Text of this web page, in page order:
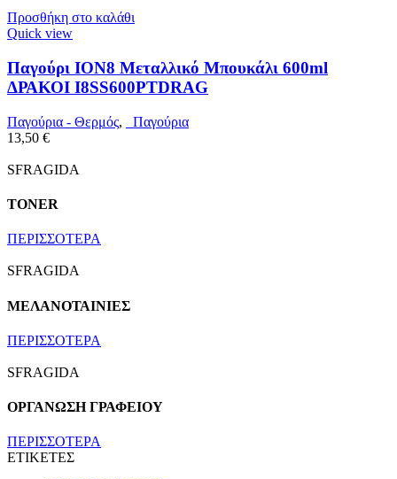
Προσθήκη στο καλάθι
Quick view
Παγούρι ION8 Μεταλλικό Μπουκάλι 600ml
ΔΡΑΚΟΙ I8SS600PTDRAG
Παγούρια - Θερμός,
Παγούρια
13,50 €
SFRAGIDA
TONER
ΠΕΡΙΣΣΟΤΕΡΑ
SFRAGIDA
ΜΕΛΑΝΟΤΑΙΝΙΕΣ
ΠΕΡΙΣΣΟΤΕΡΑ
SFRAGIDA
ΟΡΓΑΝΩΣΗ ΓΡΑΦΕΙΟΥ
ΠΕΡΙΣΣΟΤΕΡΑ
ΕΤΙΚΕΤΕΣ